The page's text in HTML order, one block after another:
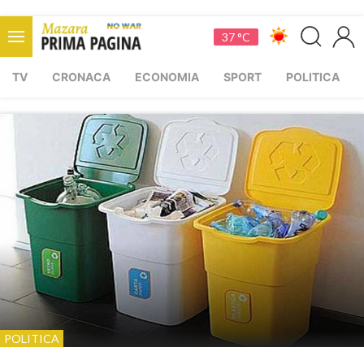
37 °C
TV CRONACA ECONOMIA SPORT POLITICA
POLITICA